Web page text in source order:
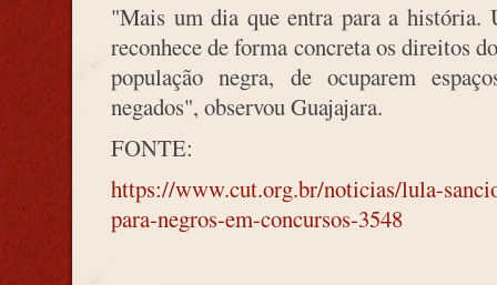
"Mais um dia que entra para a história.
reconhece de forma concreta os direitos
população negra, de ocuparem
negados", observou Guajajara.
FONTE:
https://www.cut.org.br/noticias/lula-
para-negros-em-concursos-3548